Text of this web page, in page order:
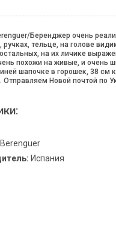
Беренджер очень
тельце, на голове
на их личике
похожи на живые, и очень
шапочке в горошек, 38
Отправляем Новой почтой по
Berenguer
Испания